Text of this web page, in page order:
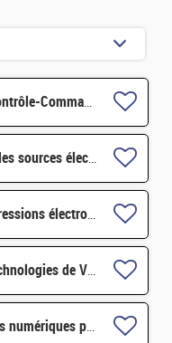
Ingénieur d'études Électricité & Contrôle-Commande F/H
Ingénieur-chercheur technologie des sources électromagnétiques H/F
Ingénieur-chercheur effets des agressions électromagnétiques H/F
Ingénieur R&D Conception des Technologies de Vitrification H/F
STAGE de fin d'étude - Simulations numériques pour la conception de capteurs EMAT - H/F